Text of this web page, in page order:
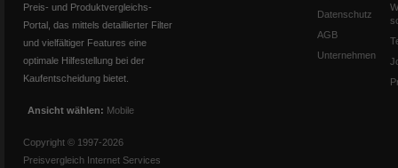
Preis- und Produktvergleichs-
Portal, das mittels detaillierter Filter
und vielfältiger Features eine
optimale Hilfestellung bei der
Kaufentscheidung bietet.
Ansicht wählen: Mobile
Copyright © 1997-2026
Preisvergleich Internet Services
Datenschutz
AGB
Unternehmen